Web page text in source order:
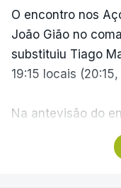
Volta,Portugal,
Guérin,Camisola,
O encontro nos
João Gião no
substituiu Tiago
19:15 locais
Na antevisão do
como treinador
de fazer do